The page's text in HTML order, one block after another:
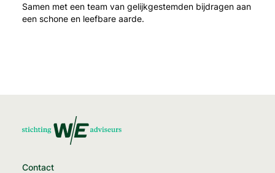
Samen met een team van gelijkgestemden bijdragen aan
een schone en leefbare aarde.
Contact